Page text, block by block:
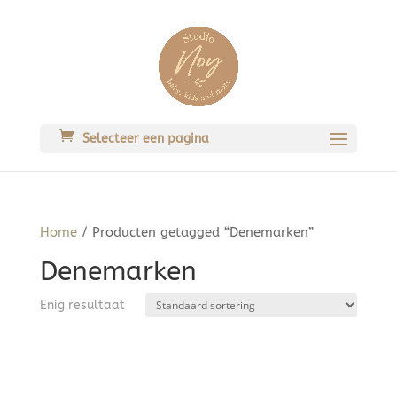
Selecteer een pagina
Home/ Producten getagged “Denemarken”
Denemarken
Enig resultaat